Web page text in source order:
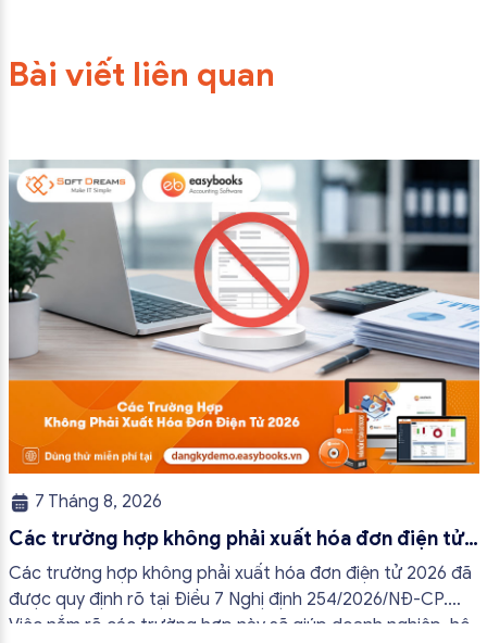
Bài viết liên quan
7 Tháng 8, 2026
Các trường hợp không phải xuất hóa đơn điện tử
2026
Các trường hợp không phải xuất hóa đơn điện tử 2026 đã
được quy định rõ tại Điều 7 Nghị định 254/2026/NĐ-CP.
Việc nắm rõ các trường hợp này sẽ giúp doanh nghiệp, hộ